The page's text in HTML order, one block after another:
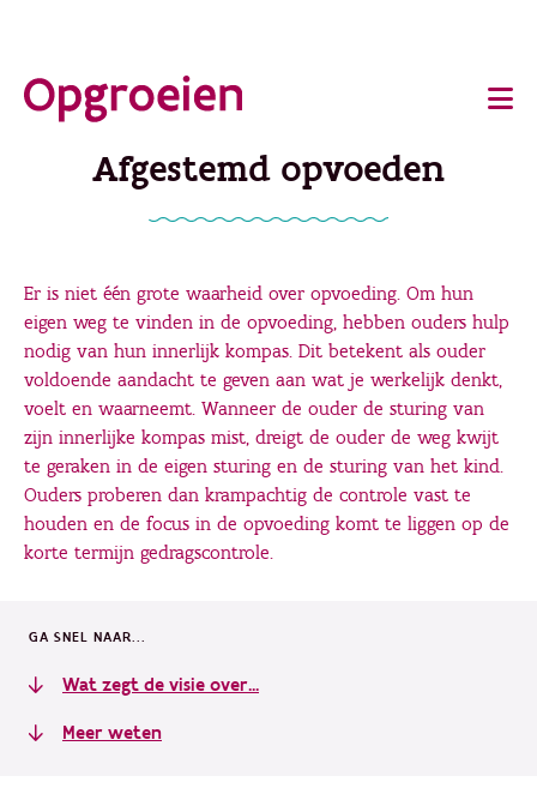
direct
hoofdinhoud
Main
navigationAfgestemd opvoeden
Er is niet één grote waarheid over opvoeding. Om hun
eigen weg te vinden in de opvoeding, hebben ouders hulp
nodig van hun innerlijk kompas. Dit betekent als ouder
voldoende aandacht te geven aan wat je werkelijk denkt,
voelt en waarneemt. Wanneer de ouder de sturing van
zijn innerlijke kompas mist, dreigt de ouder de weg kwijt
te geraken in de eigen sturing en de sturing van het kind.
Ouders proberen dan krampachtig de controle vast te
houden en de focus in de opvoeding komt te liggen op de
korte termijn gedragscontrole.
GA SNEL NAAR...
Wat zegt de visie over...
Meer weten